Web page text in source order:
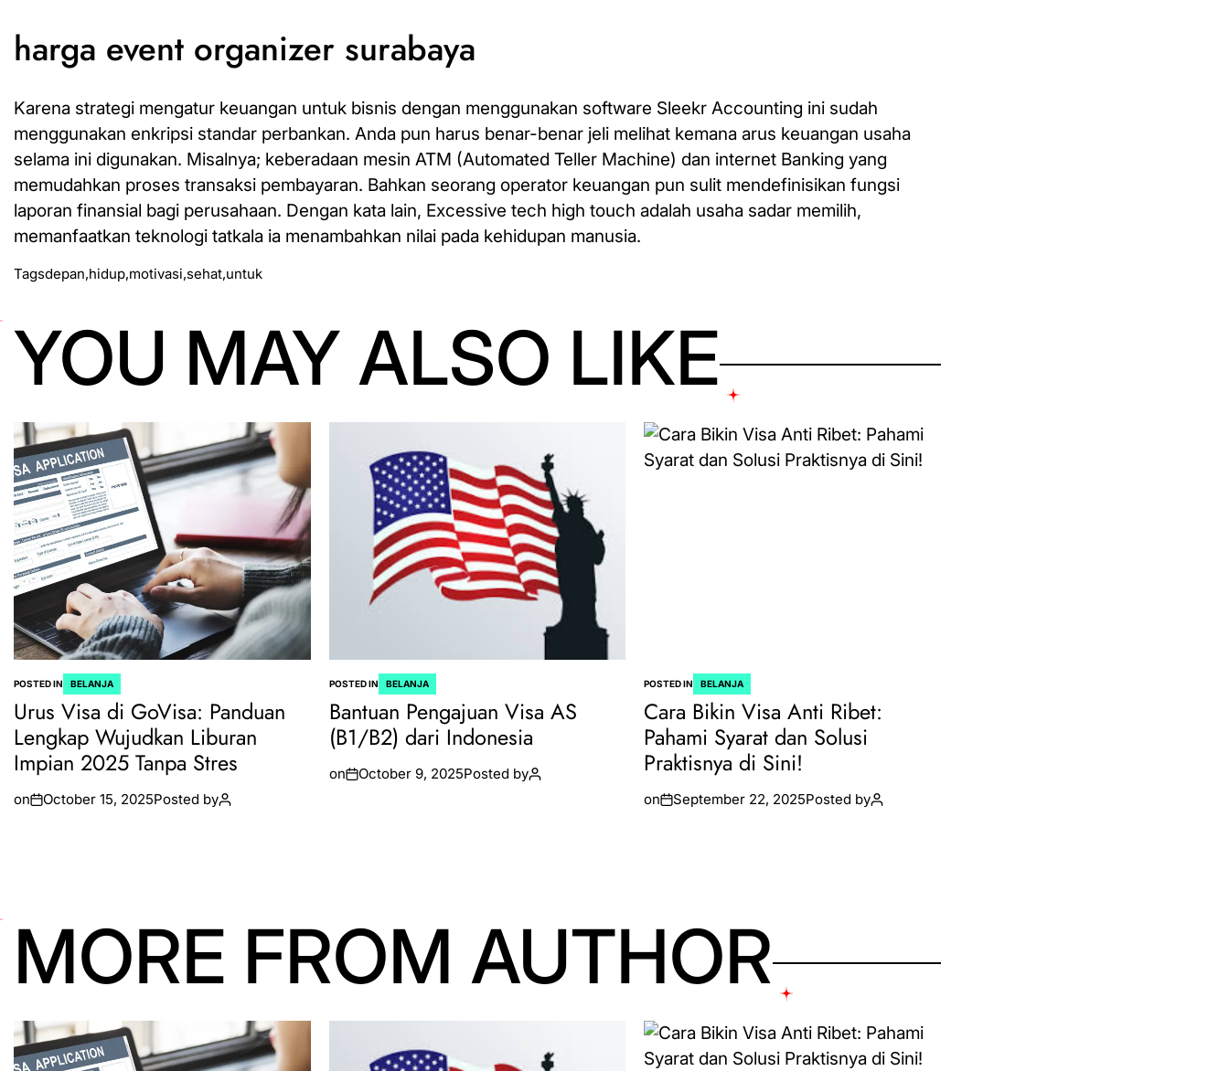
harga event organizer surabaya
Karena strategi mengatur keuangan untuk bisnis dengan menggunakan software Sleekr Accounting ini sudah
menggunakan enkripsi standar perbankan. Anda pun harus benar-benar jeli melihat kemana arus keuangan usaha
selama ini digunakan. Misalnya; keberadaan mesin ATM (Automated Teller Machine) dan internet Banking yang
memudahkan proses transaksi pembayaran. Bahkan seorang operator keuangan pun sulit mendefinisikan fungsi
laporan finansial bagi perusahaan. Dengan kata lain, Excessive tech high touch adalah usaha sadar memilih,
memanfaatkan teknologi tatkala ia menambahkan nilai pada kehidupan manusia.
Tagsdepan,hidup,motivasi,sehat,untuk
YOU MAY ALSO LIKE
POSTED IN BELANJA
Urus Visa di GoVisa: Panduan
Lengkap Wujudkan Liburan
Impian 2025 Tanpa Stres
on October 15, 2025Posted by
POSTED IN BELANJA
Bantuan Pengajuan Visa AS
(B1/B2) dari Indonesia
on October 9, 2025Posted by
POSTED IN BELANJA
Cara Bikin Visa Anti Ribet:
Pahami Syarat dan Solusi
Praktisnya di Sini!
on September 22, 2025Posted by
MORE FROM AUTHOR